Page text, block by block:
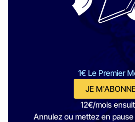
1€ Le Premier
JE
12€/mois
Annulez ou mettez en